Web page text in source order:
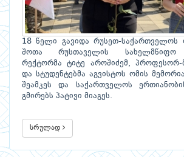
18 წელი გავიდა რუსეთ-საქართველოს
შოთა რუსთაველის სახელმწიფო
რექტორმა ტიტე აროშიძემ, პროფესორ-
და სტუდენტებმა აგვისტოს ომის
შეამკეს და საქართველოს
გმირებს პატივი მიაგეს.
სრულად